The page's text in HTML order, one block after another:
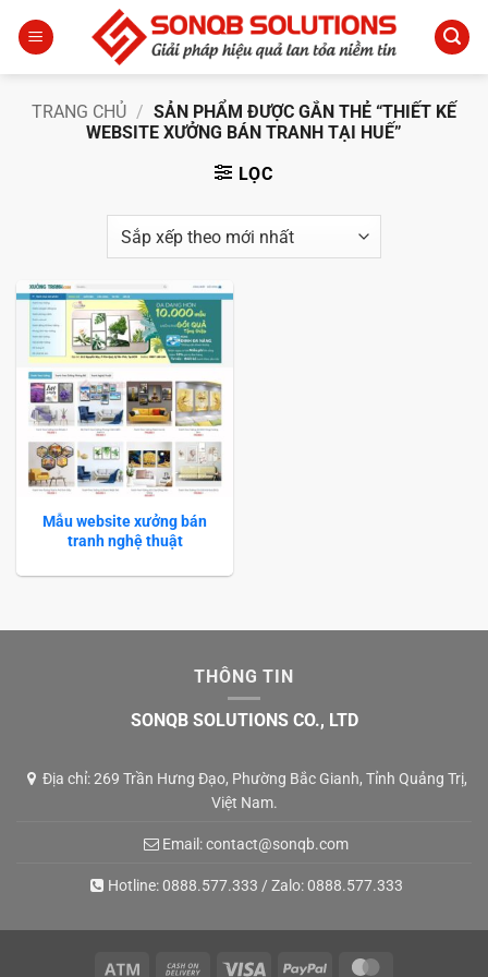
qua
TRANG CHỦ / SẢN PHẨM ĐƯỢC GẮN THẺ “THIẾT KẾ
WEBSITE XƯỞNG BÁN TRANH TẠI HUẾ”
LỌC
Mẫu website xưởng bán
tranh nghệ thuật
THÔNG TIN
SONQB SOLUTIONS CO., LTD
Địa chỉ: 269 Trần Hưng Đạo, Phường Bắc Gianh, Tỉnh Quảng Trị,
Việt Nam.
Email:contact@sonqb.com
Hotline:0888.577.333 / Zalo:0888.577.333
Atm Cash Visa PayPal